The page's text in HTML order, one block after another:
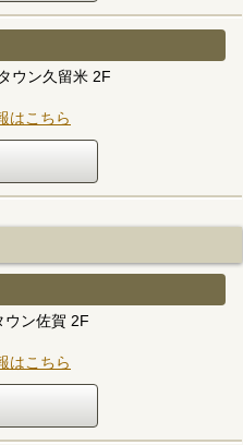
ウン久留米 2F
はこちら
ウン佐賀 2F
はこちら